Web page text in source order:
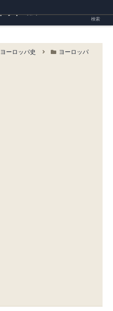
ヨーロッパ史
ヨーロッパ
検索